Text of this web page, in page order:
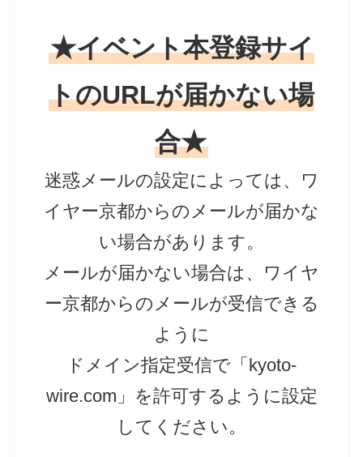
★イベント本登録サイ
トのURLが届かない場
合★
迷惑メールの設定によっては、ワ
イヤー京都からのメールが届かな
い場合があります。
メールが届かない場合は、ワイヤ
ー京都からのメールが受信できる
ように
ドメイン指定受信で「kyoto-
wire.com」を許可するように設定
してください。